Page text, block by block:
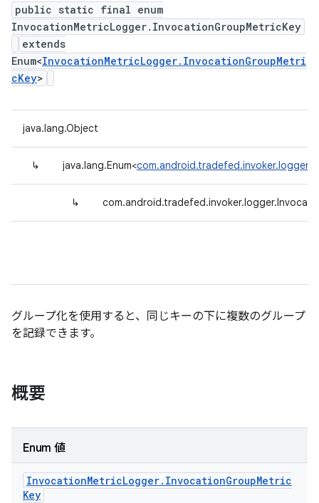
public static final enum
InvocationMetricLogger.InvocationGroupMetricKey
extends
Enum<InvocationMetricLogger.InvocationGroupMetri
cKey>
java.lang.Object
↳ java.lang.Enum<
↳
グループ化を使用すると、同じキーの下に複数のグループ
を記録できます。
概要
Enum 値
InvocationMetricLogger. InvocationGroupMetric
Key